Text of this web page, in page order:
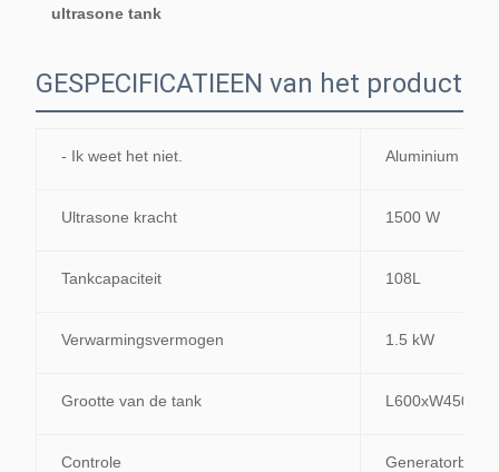
ultrasone tank
GESPECIFICATIEEN van het product
- Ik weet het niet. Aluminium
Ultrasone kracht 1500 W
Tankcapaciteit 108L
Verwarmingsvermogen 1.5 kW
Grootte van de tank
Controle